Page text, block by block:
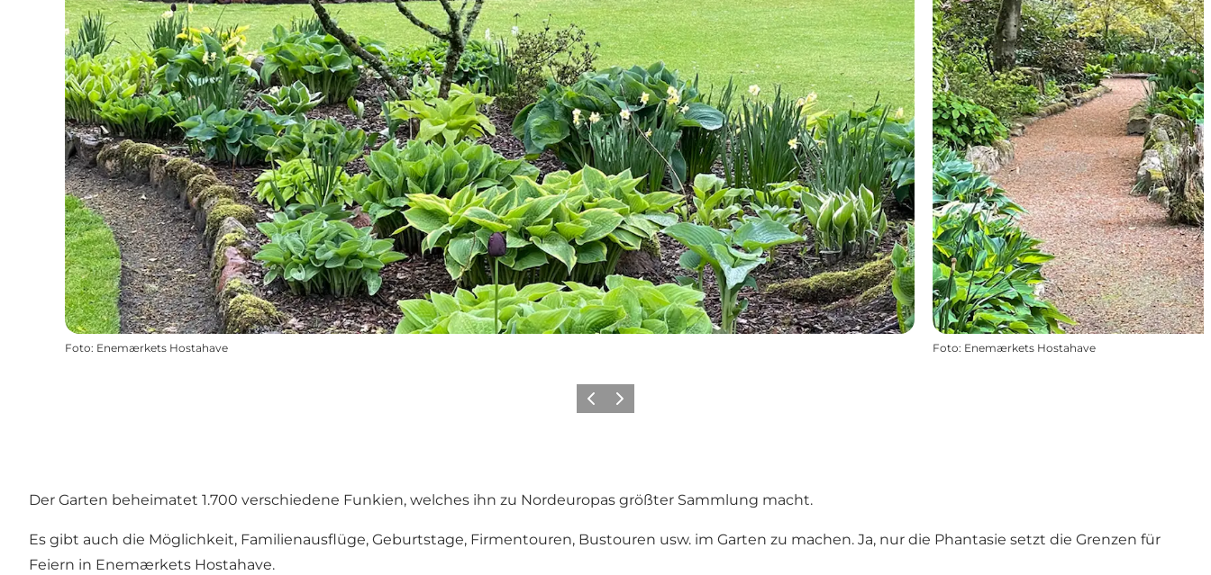
Foto: Enemærkets Hostahave Foto: Enemærkets Hostahave
ZurückWeiter
Der Garten beheimatet 1.700 verschiedene Funkien, welches ihn zu Nordeuropas größter Sammlung macht.
Es gibt auch die Möglichkeit, Familienausflüge, Geburtstage, Firmentouren, Bustouren usw. im Garten zu machen. Ja, nur die Phantasie setzt die Grenzen für
Feiern in Enemærkets Hostahave.